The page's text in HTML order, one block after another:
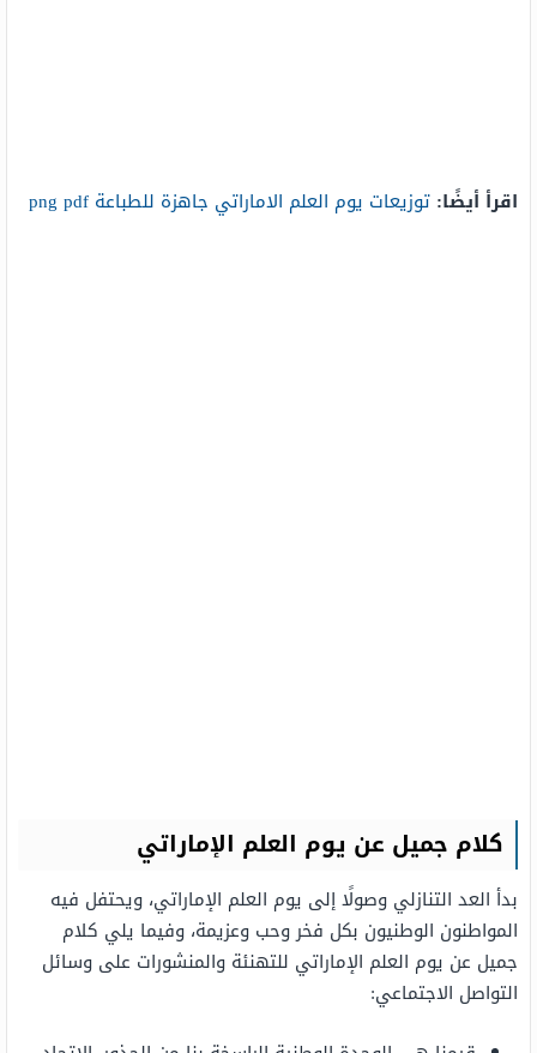
اقرأ أيضًا: توزيعات يوم العلم الاماراتي جاهزة للطباعة png pdf
كلام جميل عن يوم العلم الإماراتي
بدأ العد التنازلي وصولًا إلى يوم العلم الإماراتي، ويحتفل فيه
المواطنون الوطنيون بكل فخر وحب وعزيمة، وفيما يلي كلام
جميل عن يوم العلم الإماراتي للتهنئة والمنشورات على وسائل
التواصل الاجتماعي: